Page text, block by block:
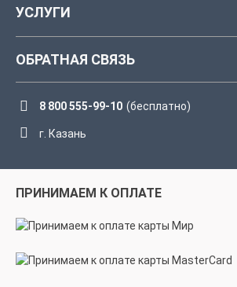
УСЛУГИ
ОБРАТНАЯ СВЯЗЬ
8 800 555-99-10 (бесплатно)
г. Казань
ПРИНИМАЕМ К ОПЛАТЕ